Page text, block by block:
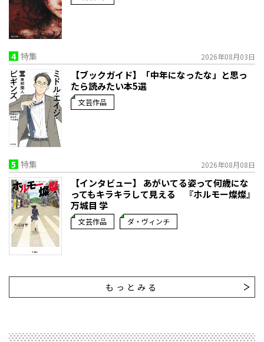
4 特集 2026年08月03日
【ブックガイド】「中年になったな」と思っ
たら読みたい本5選
文芸作品
5 特集 2026年08月08日
【インタビュー】 あがいてる姿って何歳にな
ってもキラキラして見える 『ホルモー燦燦』
万城目 学
文芸作品 ダ・ヴィンチ
もっとみる